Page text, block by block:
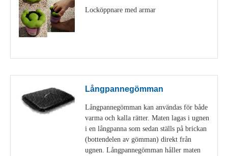
Locköppnare med armar
Långpannegömman
Långpannegömman kan användas för både
varma och kalla rätter. Maten lagas i ugnen
i en långpanna som sedan ställs på brickan
(bottendelen av gömman) direkt från
ugnen. Långpannegömman håller maten